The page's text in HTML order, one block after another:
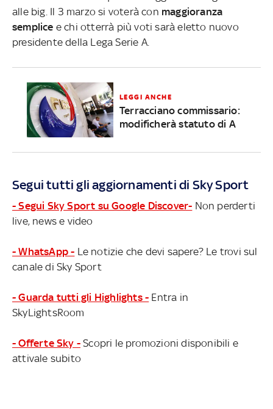
alle big. Il 3 marzo si voterà con maggioranza
semplice e chi otterrà più voti sarà eletto nuovo
presidente della Lega Serie A.
LEGGI ANCHE
Terracciano commissario:
modificherà statuto di A
Segui tutti gli aggiornamenti di Sky Sport
- Segui Sky Sport su Google Discover- Non perderti
live, news e video
- WhatsApp - Le notizie che devi sapere? Le trovi sul
canale di Sky Sport
- Guarda tutti gli Highlights - Entra in
SkyLightsRoom
- Offerte Sky - Scopri le promozioni disponibili e
attivale subito